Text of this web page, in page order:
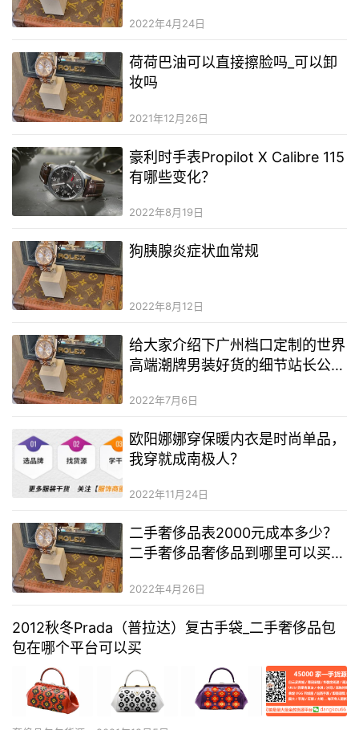
2022年4月24日
荷荷巴油可以直接擦脸吗_可以卸
妆吗
2021年12月26日
豪利时手表Propilot X Calibre 115
有哪些变化？
2022年8月19日
狗胰腺炎症状血常规
2022年8月12日
给大家介绍下广州档口定制的世界
高端潮牌男装好货的细节站长公布
2022年7月6日
欧阳娜娜穿保暖内衣是时尚单品，
我穿就成南极人？
2022年11月24日
二手奢侈品表2000元成本多少？
二手奢侈品奢侈品到哪里可以买
源
2022年4月26日
2012秋冬Prada（普拉达）复古手袋_二手奢侈品包
包在哪个平台可以买